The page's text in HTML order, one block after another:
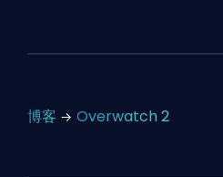
博客 Overwatch 2